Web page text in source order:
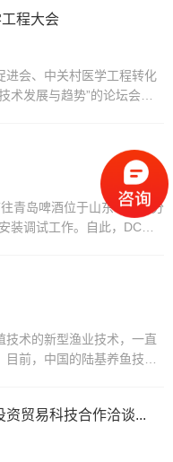
程大会
进会、中关村医学工程转化
术发展与趋势”的论坛会议
场现状，就消毒灭菌产...
青岛啤酒位于山东寿光的分
装调试工作。自此，DCW
技术的新型渔业技术，一直
前，中国的陆基养鱼技术
贸易科技合作洽谈...
们为您提供安